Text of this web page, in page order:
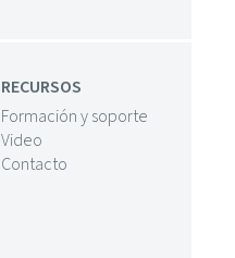
RECURSOS
Formación y soporte
Video
Contacto